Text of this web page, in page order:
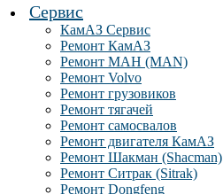
Сервис
КамАЗ Сервис
Ремонт КамАЗ
Ремонт МАН (MAN)
Ремонт Volvo
Ремонт грузовиков
Ремонт тягачей
Ремонт самосвалов
Ремонт двигателя КамАЗ
Ремонт Шакман (Shacman)
Ремонт Ситрак (Sitrak)
Ремонт Dongfeng